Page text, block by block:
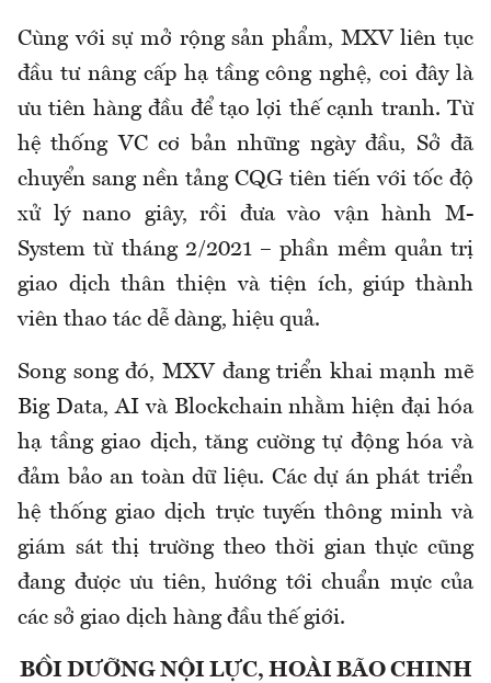
Cùng với sự mở rộng sản phẩm, MXV liên tục
đầu tư nâng cấp hạ tầng công nghệ, coi đây là
ưu tiên hàng đầu để tạo lợi thế cạnh tranh. Từ
hệ thống VC cơ bản những ngày đầu, Sở đã
chuyển sang nền tảng CQG tiên tiến với tốc độ
xử lý nano giây, rồi đưa vào vận hành M-
System từ tháng 2/2021 – phần mềm quản trị
giao dịch thân thiện và tiện ích, giúp thành
viên thao tác dễ dàng, hiệu quả.
Song song đó, MXV đang triển khai mạnh mẽ
Big Data, AI và Blockchain nhằm hiện đại hóa
hạ tầng giao dịch, tăng cường tự động hóa và
đảm bảo an toàn dữ liệu. Các dự án phát triển
hệ thống giao dịch trực tuyến thông minh và
giám sát thị trường theo thời gian thực cũng
đang được ưu tiên, hướng tới chuẩn mực của
các sở giao dịch hàng đầu thế giới.
BỒI DƯỠNG NỘI LỰC, HOÀI BÃO CHINH